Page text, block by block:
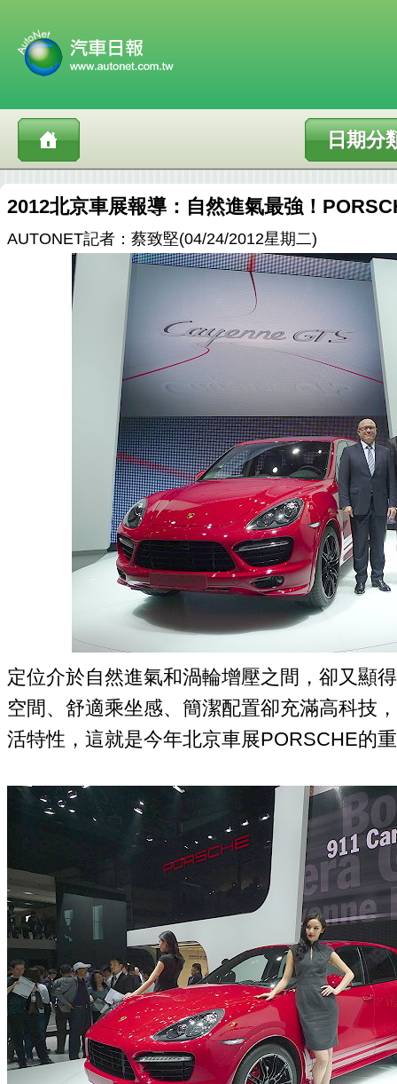
日期分
2012北京車展報導：自然進氣最強！
AUTONET記者：蔡致堅(04/24/2012星期二)
定位介於自然進氣和渦輪增壓之間，卻又顯
空間、舒適乘坐感、簡潔配置卻充滿高科技
活特性，這就是今年北京車展PORSCHE的